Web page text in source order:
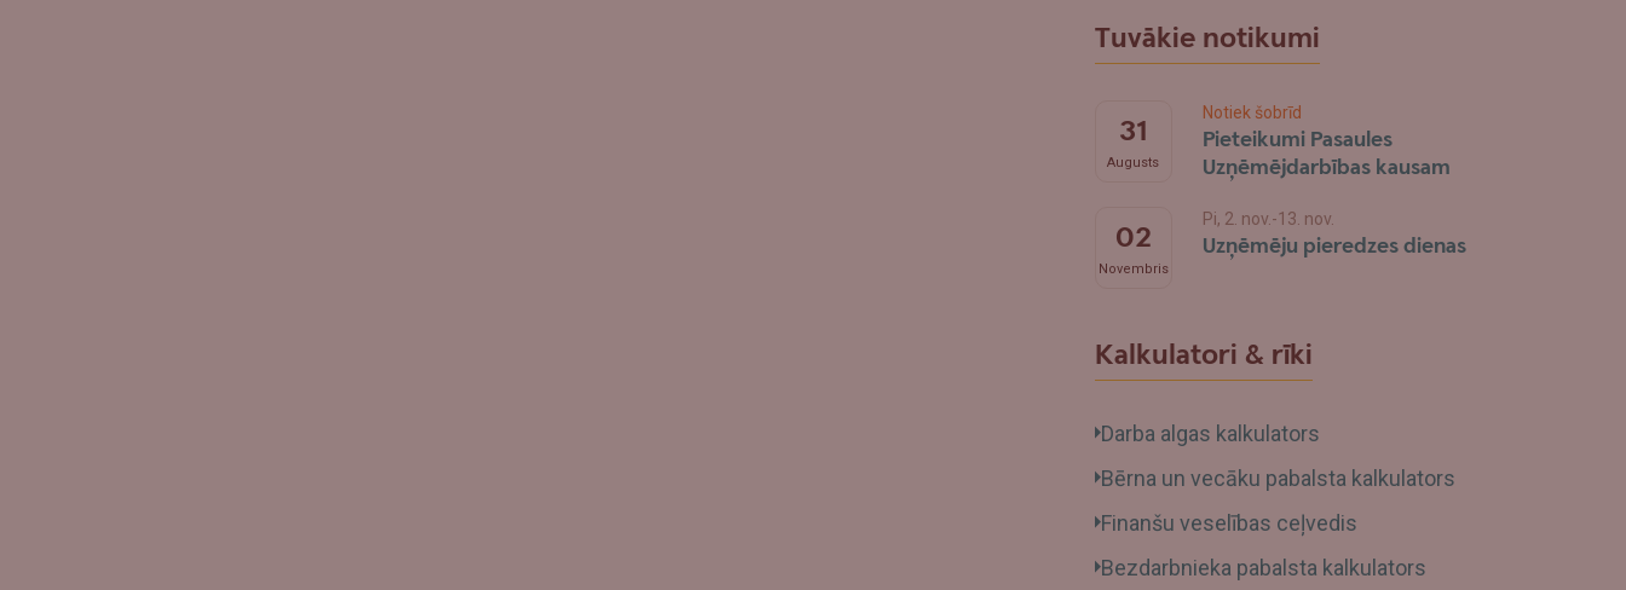
Tuvākie notikumi
31
Augusts
Notiek šobrīd
Pieteikumi Pasaules
Uzņēmējdarbības kausam
02
Novembris
Pi, 2. nov.-13. nov.
Uzņēmēju pieredzes dienas
Kalkulatori & rīki
Darba algas kalkulators
Bērna un vecāku pabalsta kalkulators
Finanšu veselības ceļvedis
Bezdarbnieka pabalsta kalkulators